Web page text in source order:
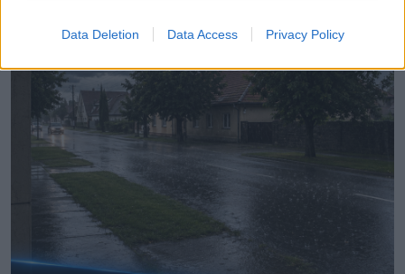
Data Deletion Data Access Privacy Policy